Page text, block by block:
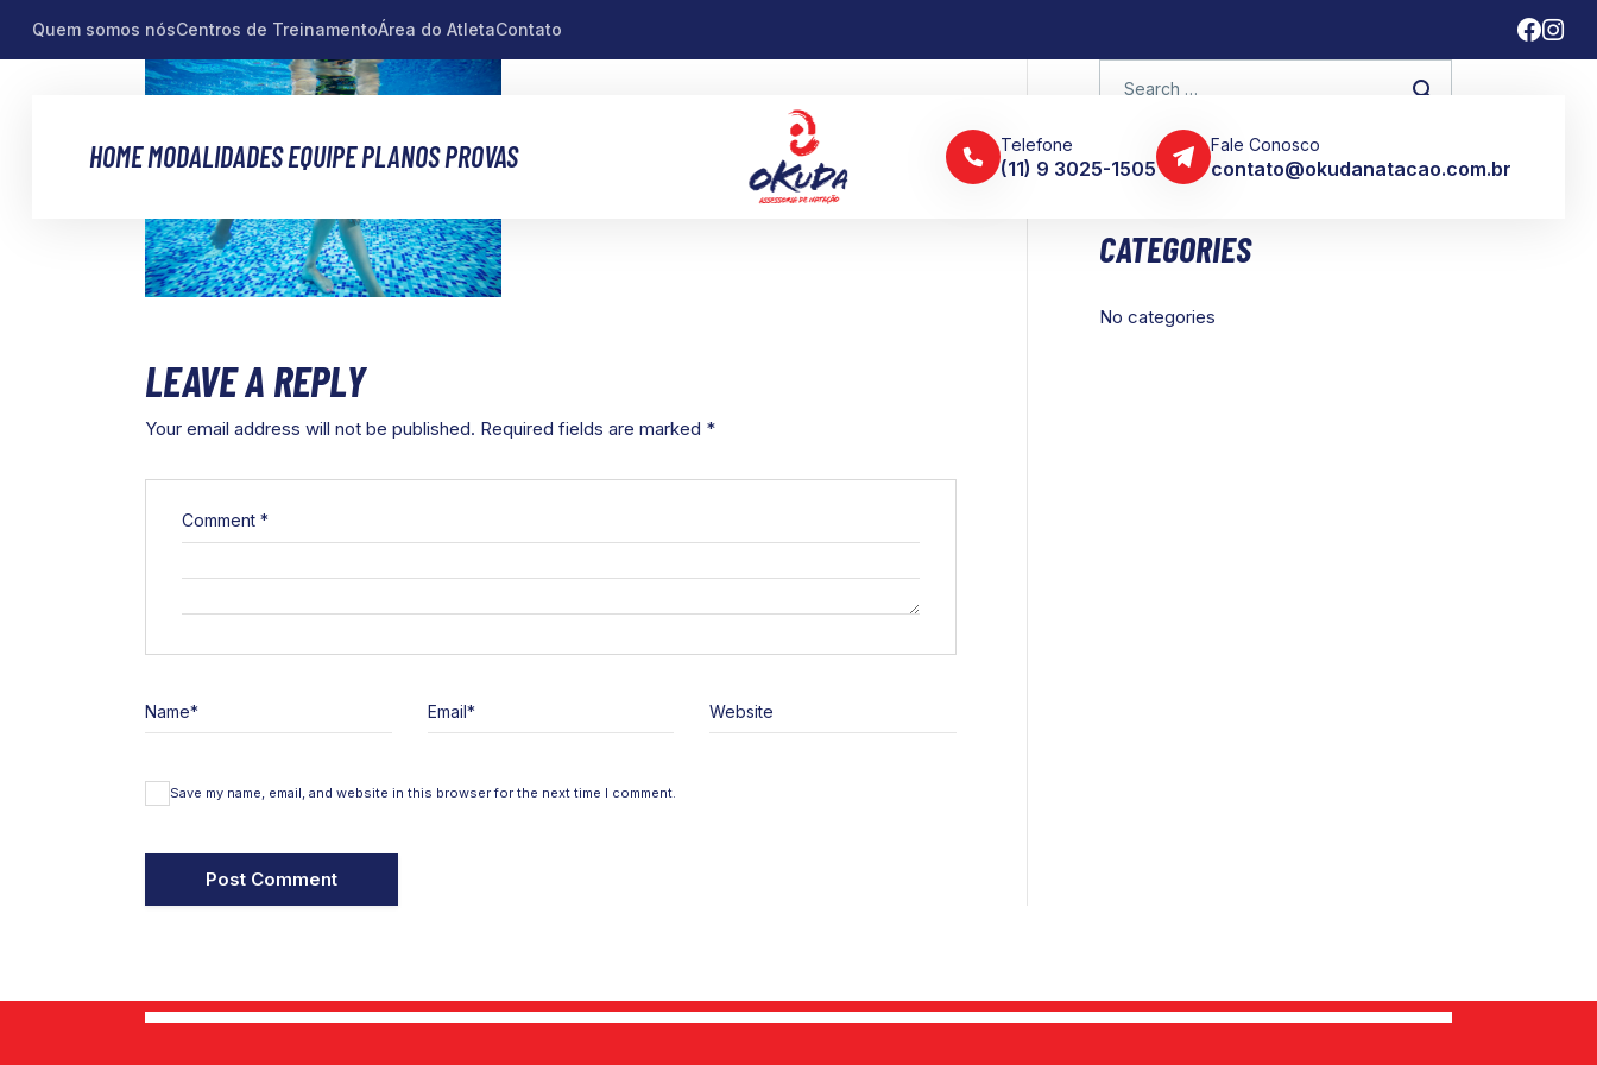
Quem somos nósCentros de TreinamentoÁrea do AtletaContato
HOMEMODALIDADESEQUIPEPLANOSPROVAS Telefone
(11) 9 3025-1505
Fale Conosco
contato@okudanatacao.com.br
LEAVE A REPLY
Your email address will not be published. Required fields are marked *
Comment *
Name* Email* Website
Save my name, email, and website in this browser for the next time I comment.
CATEGORIES
No categories